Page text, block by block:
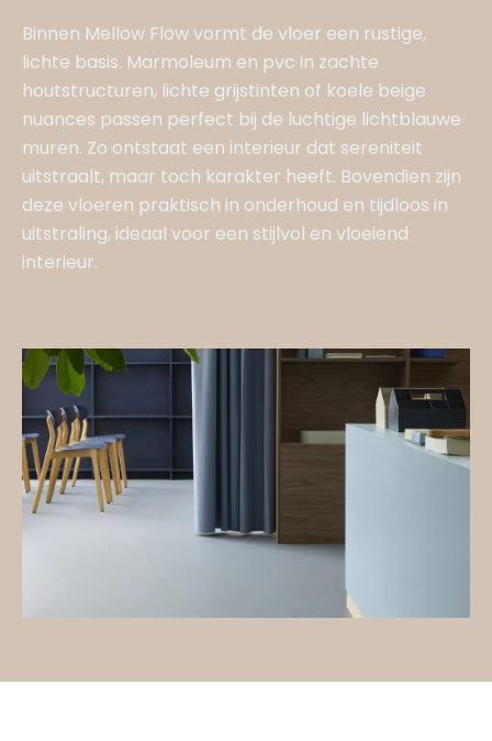
Binnen Mellow Flow vormt de vloer een rustige,
lichte basis. Marmoleum en pvc in zachte
houtstructuren, lichte grijstinten of koele beige
nuances passen perfect bij de luchtige lichtblauwe
muren. Zo ontstaat een interieur dat sereniteit
uitstraalt, maar toch karakter heeft. Bovendien zijn
deze vloeren praktisch in onderhoud en tijdloos in
uitstraling, ideaal voor een stijlvol en vloeiend
interieur.